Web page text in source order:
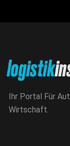
Ihr Portal Für
Wirtschaft.